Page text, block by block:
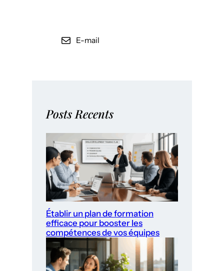
E-mail
Posts Recents
Établir un plan de formation
efficace pour booster les
compétences de vos équipes